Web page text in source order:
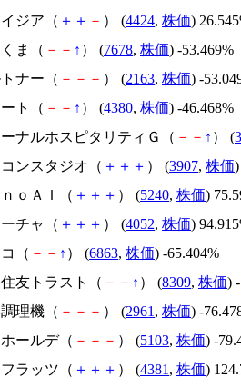
ジア（ ＋ ＋ － ） (4424, 株価)
ま（ － － ↑ ） (7678, 株価) -53.469%
ナー（ － － － ） (2163, 株価) -
ト（ － － ↑ ） (4380, 株価) -46.468%
ナルホスピタリティＧ（ － － ↑ ） (
ンスタジオ（ ＋ ＋ ＋ ） (3907, 株価
ｏＡＩ（ ＋ ＋ ＋ ） (5240, 株価)
チャ（ ＋ ＋ ＋ ） (4052, 株価)
（ － － ↑ ） (6863, 株価) -65.404%
友トラスト（ － － ↑ ） (8309, 株価)
理機（ － － － ） (2961 , 株価) -
ールデ（ － － － ） (5103, 株価) -
ラッツ（ ＋ ＋ ＋ ） (4381 , 株価)